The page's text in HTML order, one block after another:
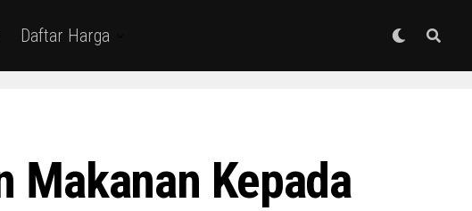
Daftar Harga
Makanan Kepada